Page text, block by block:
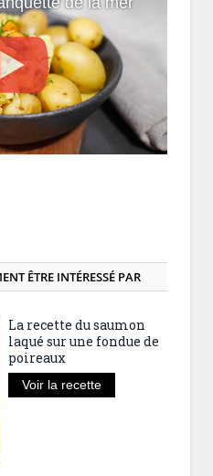
ÊTRE INTÉRESSÉ PAR
La recette du saumon
laqué sur une fondue de
poireaux
Voir la recette